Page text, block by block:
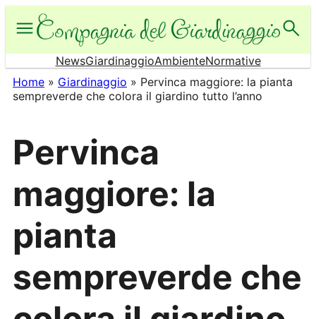
contenuto
NewsGiardinaggioAmbienteNormative
Home » Giardinaggio » Pervinca maggiore: la pianta
sempreverde che colora il giardino tutto l’anno
Pervinca
maggiore: la
pianta
sempreverde che